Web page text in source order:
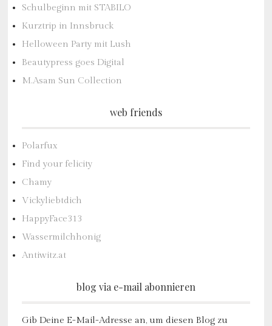
Schulbeginn mit STABILO
Kurztrip in Innsbruck
Helloween Party mit Lush
Beautypress goes Digital
M.Asam Sun Collection
web friends
Polarfux
Find your felicity
Chamy
Vickyliebtdich
HappyFace313
Wassermilchhonig
Antiwitz.at
blog via e-mail abonnieren
Gib Deine E-Mail-Adresse an, um diesen Blog zu